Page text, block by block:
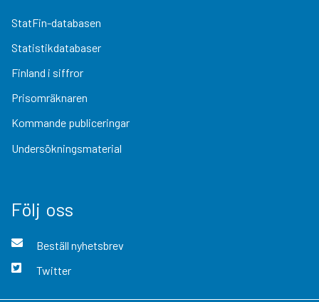
StatFin-databasen
Statistikdatabaser
Finland i siffror
Prisomräknaren
Kommande publiceringar
Undersökningsmaterial
Följ oss
Beställ nyhetsbrev
Twitter